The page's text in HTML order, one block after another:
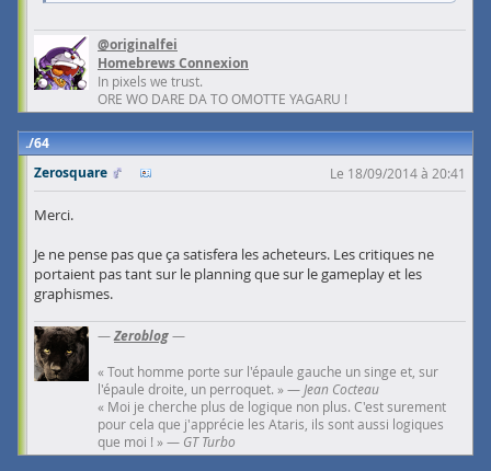
@originalfei
Homebrews Connexion
In pixels we trust.
ORE WO DARE DA TO OMOTTE YAGARU !
64
Zerosquare
Le 18/09/2014 à 20:41
Merci.
Je ne pense pas que ça satisfera les acheteurs. Les critiques ne
portaient pas tant sur le planning que sur le gameplay et les
graphismes.
—Zeroblog—
« Tout homme porte sur l'épaule gauche un singe et, sur
l'épaule droite, un perroquet. » —Jean Cocteau
« Moi je cherche plus de logique non plus. C'est surement
pour cela que j'apprécie les Ataris, ils sont aussi logiques
que moi ! » — GT Turbo